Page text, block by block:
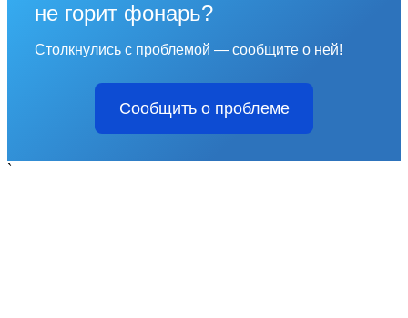
не горит фонарь?
Столкнулись с проблемой — сообщите о ней!
Сообщить о проблеме
`